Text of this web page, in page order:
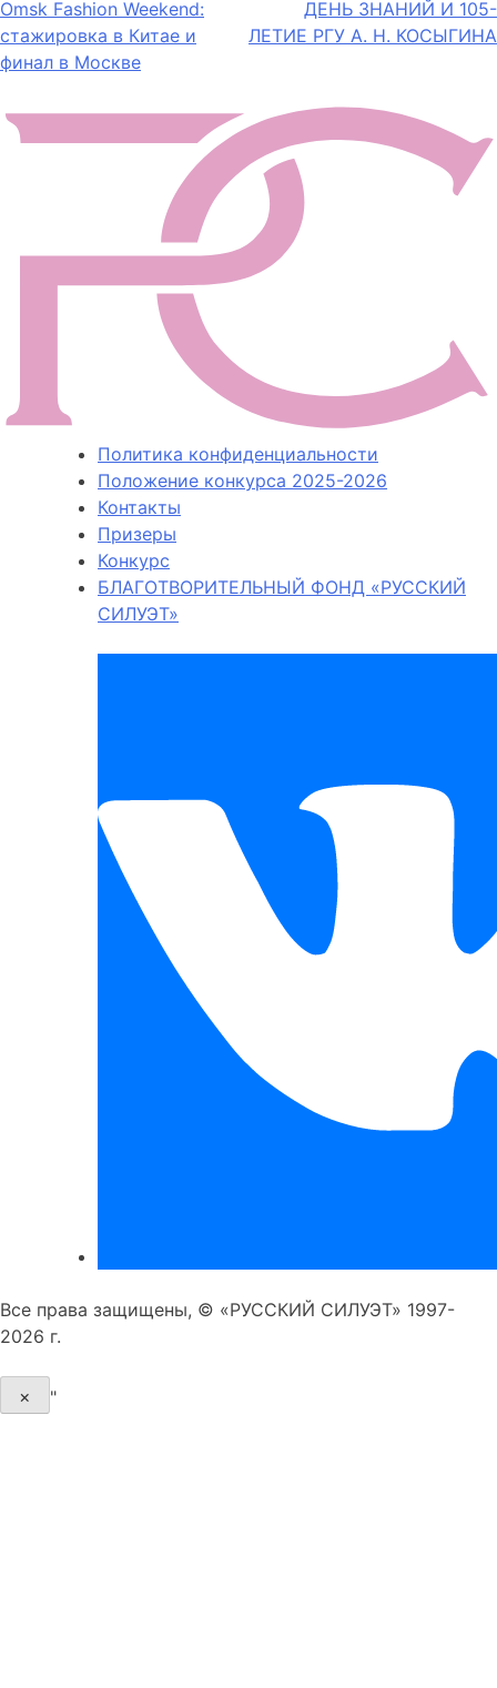
Навигация
по
Omsk Fashion Weekend:
стажировка в Китае и
финал в Москве
ДЕНЬ ЗНАНИЙ И 105-
ЛЕТИЕ РГУ А. Н. КОСЫГИНА
Политика конфиденциальности
Положение конкурса 2025-2026
Контакты
Призеры
Конкурс
БЛАГОТВОРИТЕЛЬНЫЙ ФОНД «РУССКИЙ
СИЛУЭТ»
Все права защищены, © «РУССКИЙ СИЛУЭТ» 1997-
2026 г.
× "